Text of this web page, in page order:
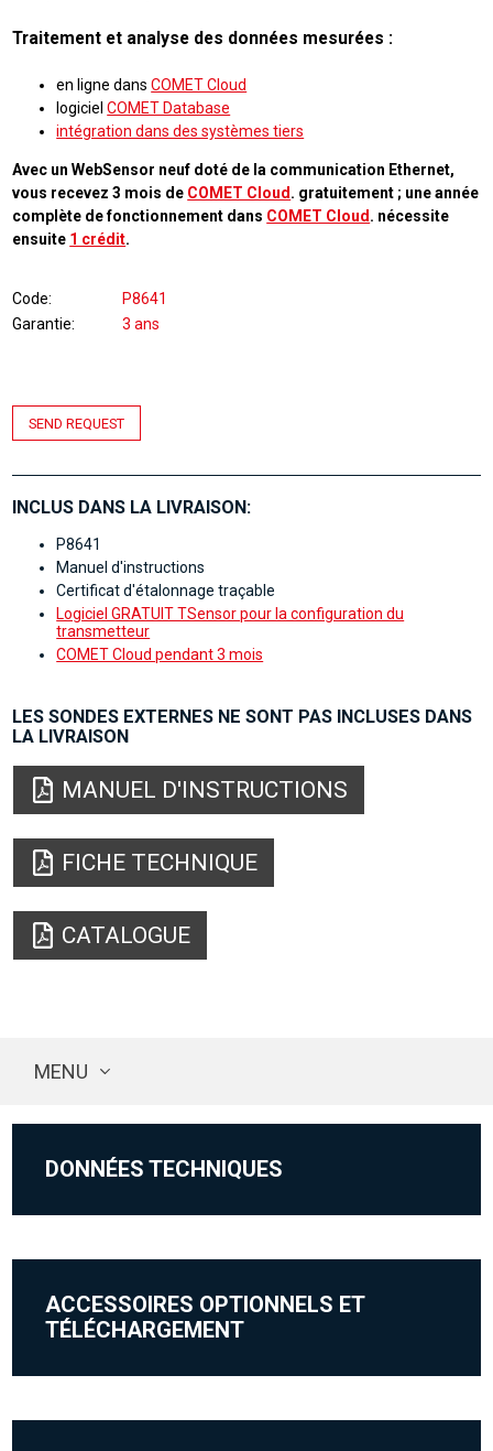
Traitement et analyse des données mesurées :
en ligne dansCOMET Cloud
logicielCOMET Database
intégration dans des systèmes tiers
Avec un WebSensor neuf doté de la communication Ethernet,
vous recevez 3 mois de COMET Cloud . gratuitement ; une année
complète de fonctionnement dans COMET Cloud . nécessite
ensuite 1 crédit.
Code
P8641
Garantie
3 ans
SEND REQUEST
INCLUS DANS LA LIVRAISON:
P8641
Manuel d'instructions
Certificat d'étalonnage traçable
Logiciel GRATUIT TSensor pour la configuration du
transmetteur
COMET Cloud pendant 3 mois
LES SONDES EXTERNES NE SONT PAS INCLUSES DANS
LA LIVRAISON
MANUEL D'INSTRUCTIONS
FICHE TECHNIQUE
CATALOGUE
MENU
DONNÉES TECHNIQUES
ACCESSOIRES OPTIONNELS ET
TÉLÉCHARGEMENT